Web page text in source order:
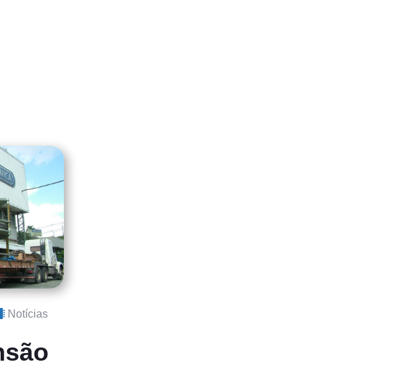
Notícias